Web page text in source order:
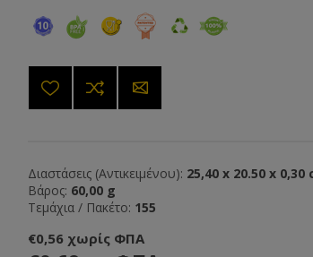
Διαστάσεις (Αντικειμένου): 25,40 x 20.50 x 0,30
Βάρος: 60,00 g
Τεμάχια / Πακέτο: 155
€0,56 χωρίς ΦΠΑ